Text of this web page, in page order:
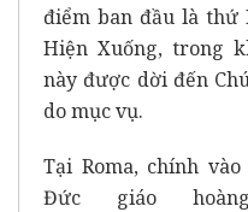
điểm ban đầu là thứ
Hiện Xuống, trong
này được dời đến
do mục vụ.
Tại Roma, chính
Đức giáo